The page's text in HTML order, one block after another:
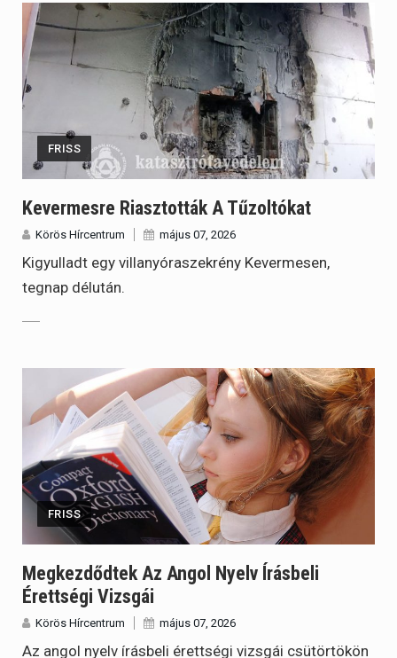
FRISS
Kevermesre Riasztották A Tűzoltókat
Körös Hírcentrum május 07, 2026
Kigyulladt egy villanyóraszekrény Kevermesen,
tegnap délután.
FRISS
Megkezdődtek Az Angol Nyelv Írásbeli
Érettségi Vizsgái
Körös Hírcentrum május 07, 2026
Az angol nyelv írásbeli érettségi vizsgái csütörtökön